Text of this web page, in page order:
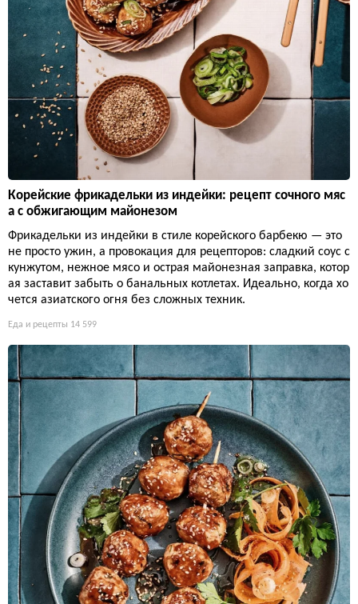
Корейские фрикадельки из индейки: рецепт сочного мяс
а с обжигающим майонезом
Фрикадельки из индейки в стиле корейского барбекю — это
не просто ужин, а провокация для рецепторов: сладкий соус с
кунжутом, нежное мясо и острая майонезная заправка, котор
ая заставит забыть о банальных котлетах. Идеально, когда хо
чется азиатского огня без сложных техник.
Еда и рецепты 14 599